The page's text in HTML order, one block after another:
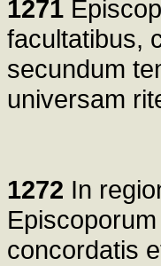
1271
facultatibus,
secundum
universam
1272 In
concordatis